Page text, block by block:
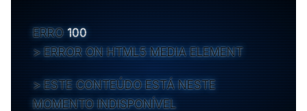
ERRO 100
ERROR ON HTML5 MEDIA ELEMENT
ESTE CONTEÚDO ESTÁ NESTE
MOMENTO INDISPONÍVEL